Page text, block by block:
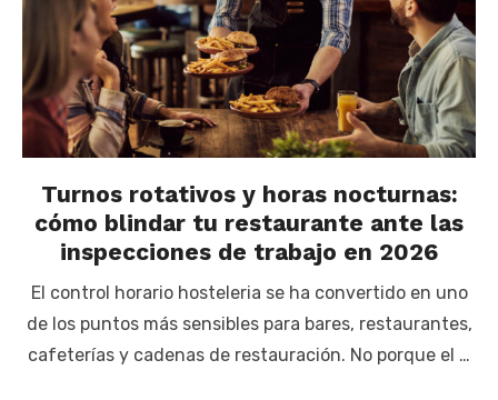
Turnos rotativos y horas nocturnas:
cómo blindar tu restaurante ante las
inspecciones de trabajo en 2026
El control horario hosteleria se ha convertido en uno
de los puntos más sensibles para bares, restaurantes,
cafeterías y cadenas de restauración. No porque el …